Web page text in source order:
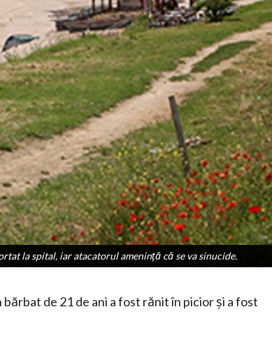
la spital, iar atacatorul amenință că se va sinucide.
la spital, iar atacatorul amenință că se va sinucide.
de 21 de ani a fost rănit în picior și a fost